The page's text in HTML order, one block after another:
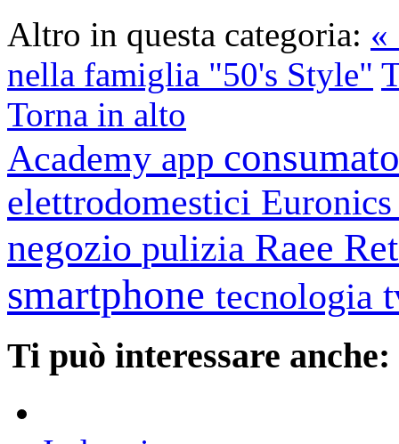
Altro in questa categoria: «
nella famiglia "50's Style"
Torna in alto
Academy app
elettrodomestici
negozio pulizia Raee
smartphone tecnologia
Ti può interessare anche: